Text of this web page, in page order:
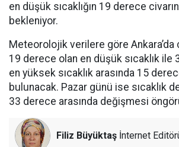
en düşük sıcaklığın 19 derece
bekleniyor.
Meteorolojik verilere göre
19 derece olan en düşük sıcaklık ile
en yüksek sıcaklık arasında 15
bulunacak. Pazar günü ise sıcaklık
33 derece arasında değişmesi
Filiz Büyüktaş İnternet